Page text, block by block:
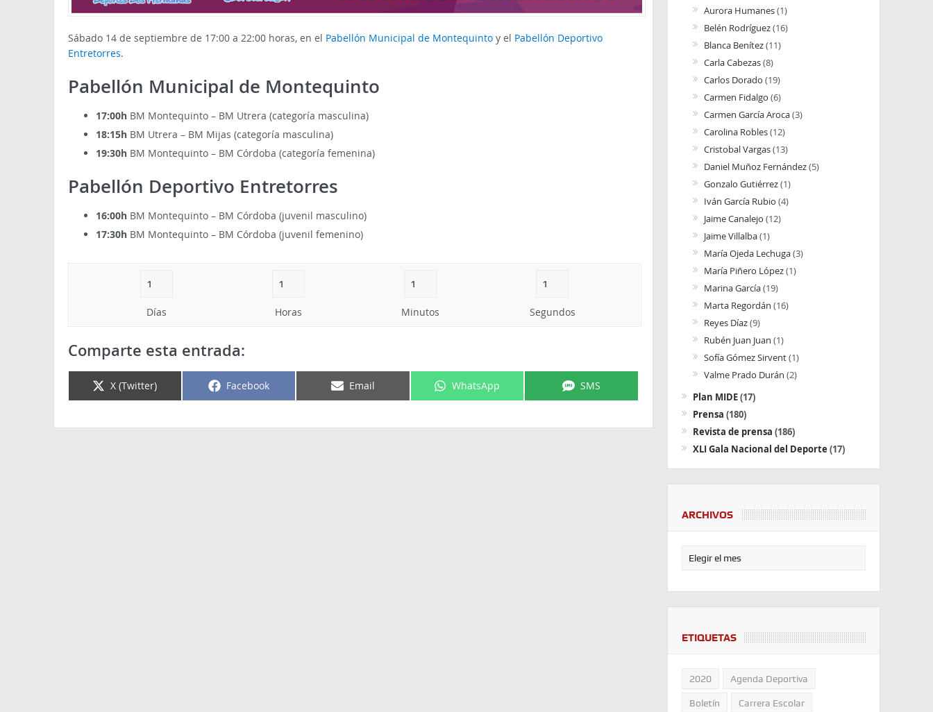
Sábado 14 de septiembre de 17:00 a 22:00 horas, en el Pabellón Municipal de Montequintoy el Pabellón Deportivo
Entretorres.
Pabellón Municipal de Montequinto
17:00hBM Montequinto – BM Utrera (categoría masculina)
18:15hBM Utrera – BM Mijas (categoría masculina)
19:30hBM Montequinto – BM Córdoba (categoría femenina)
Pabellón Deportivo Entretorres
16:00hBM Montequinto – BM Córdoba (juvenil masculino)
17:30hBM Montequinto – BM Córdoba (juvenil femenino)
Días Horas Minutos Segundos
Comparte esta entrada:
X (Twitter) Facebook Email WhatsApp SMS
Aurora Humanes(1)
Belén Rodríguez(16)
Blanca Benítez(11)
Carla Cabezas(8)
Carlos Dorado (19)
Carmen Fidalgo (6)
Carmen García Aroca(3)
Carolina Robles(12)
Cristobal Vargas(13)
Daniel Muñoz Fernández(5)
Gonzalo Gutiérrez(1)
Iván García Rubio (4)
Jaime Canalejo (12)
Jaime Villalba(1)
María Ojeda Lechuga(3)
María Piñero López(1)
Marina García(19)
Marta Regordán (16)
Reyes Díaz(9)
Rubén Juan Juan (1)
Sofía Gómez Sirvent(1)
Valme Prado Durán (2)
Plan MIDE(17)
Prensa (180)
Revista de prensa (186)
XLI Gala Nacional del Deporte (17)
ARCHIVOS
ETIQUETAS
2020 Agenda Deportiva
Boletín Carrera Escolar